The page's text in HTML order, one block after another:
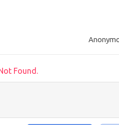
Found.